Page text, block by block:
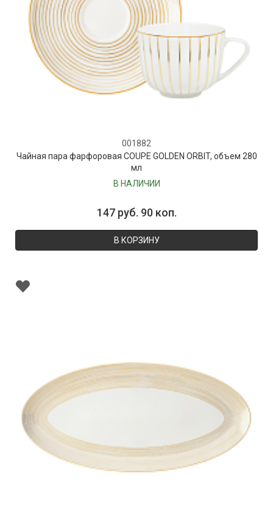
001882
Чайная пара фарфоровая COUPE GOLDEN ORBIT, объем 280
мл
В НАЛИЧИИ
147 руб. 90 коп.
В КОРЗИНУ